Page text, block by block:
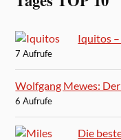
Iquitos
7 Aufrufe
Wolfgang Mewes:
6 Aufrufe
Die